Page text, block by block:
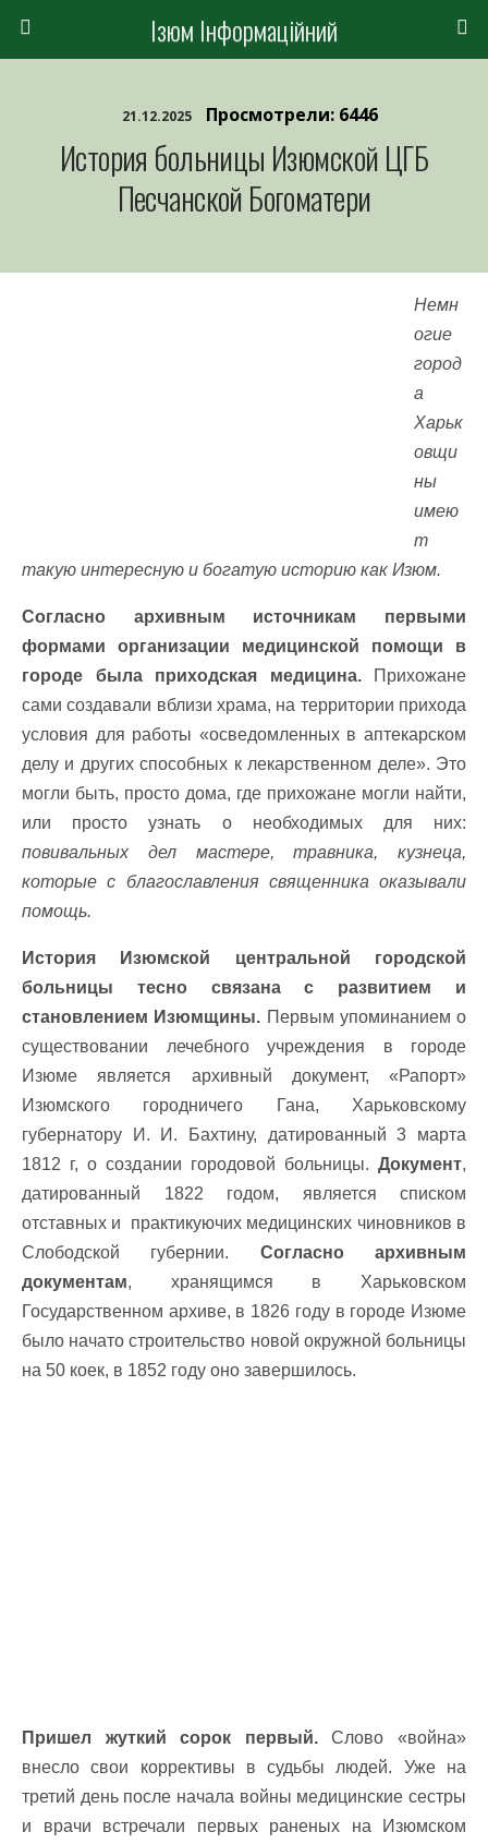
Ізюм Інформаційний
21.12.2025 Просмотрели: 6446
История больницы Изюмской ЦГБ
Песчанской Богоматери
Немн
огие
город
а
Харьк
овщи
ны
имею
т
такую ​​интересную и богатую историю как Изюм.
Согласно архивным источникам первыми
формами организации медицинской помощи в
городе была приходская медицина.Прихожане
сами создавали вблизи храма, на территории прихода
условия для работы «осведомленных в аптекарском
делу и других способных к лекарственном деле». Это
могли быть, просто дома, где прихожане могли найти,
или просто узнать о необходимых для них:
повивальных дел мастере, травника, кузнеца,
которые с благославления священника оказывали
помощь.
История Изюмской центральной городской
больницы тесно связана с развитием и
становлением Изюмщины. Первым упоминанием о
существовании лечебного учреждения в городе
Изюме является архивный документ, «Рапорт»
Изюмского городничего Гана, Харьковскому
губернатору И. И. Бахтину, датированный 3 марта
1812 г, о создании городовой больницы. Документ,
датированный 1822 годом, является списком
отставных и практикуючих медицинских чиновников в
Слободской губернии. Согласно архивным
документам, хранящимся в Харьковском
Государственном архиве, в 1826 году в городе Изюме
было начато строительство новой окружной больницы
на 50 коек, в 1852 году оно завершилось.
Пришел жуткий сорок первый.Слово «война»
внесло свои коррективы в судьбы людей. Уже на
третий день после начала войны медицинские сестры
и врачи встречали первых раненых на Изюмском